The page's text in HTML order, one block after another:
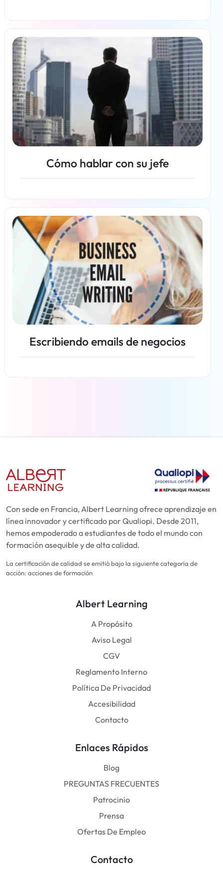
Más información
Cómo hablar con su jefe
Más información
Escribiendo emails de negocios
Con sede en Francia, Albert Learning ofrece aprendizaje en
línea innovador y certificado por Qualiopi. Desde 2011,
hemos empoderado a estudiantes de todo el mundo con
formación asequible y de alta calidad.
La certificación de calidad se emitió bajo la siguiente categoría de
acción: acciones de formación
Albert Learning
A Propósito
Aviso Legal
CGV
Reglamento Interno
Política De Privacidad
Accesibilidad
Contacto
Enlaces Rápidos
Blog
PREGUNTAS FRECUENTES
Patrocinio
Prensa
Ofertas De Empleo
Contacto